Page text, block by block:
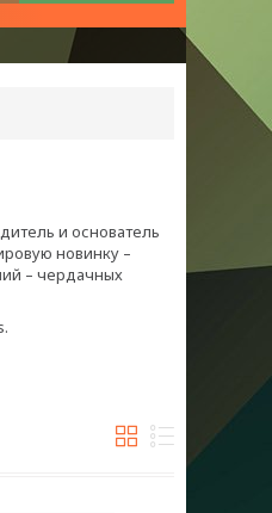
и основатель
новинку –
– чердачных